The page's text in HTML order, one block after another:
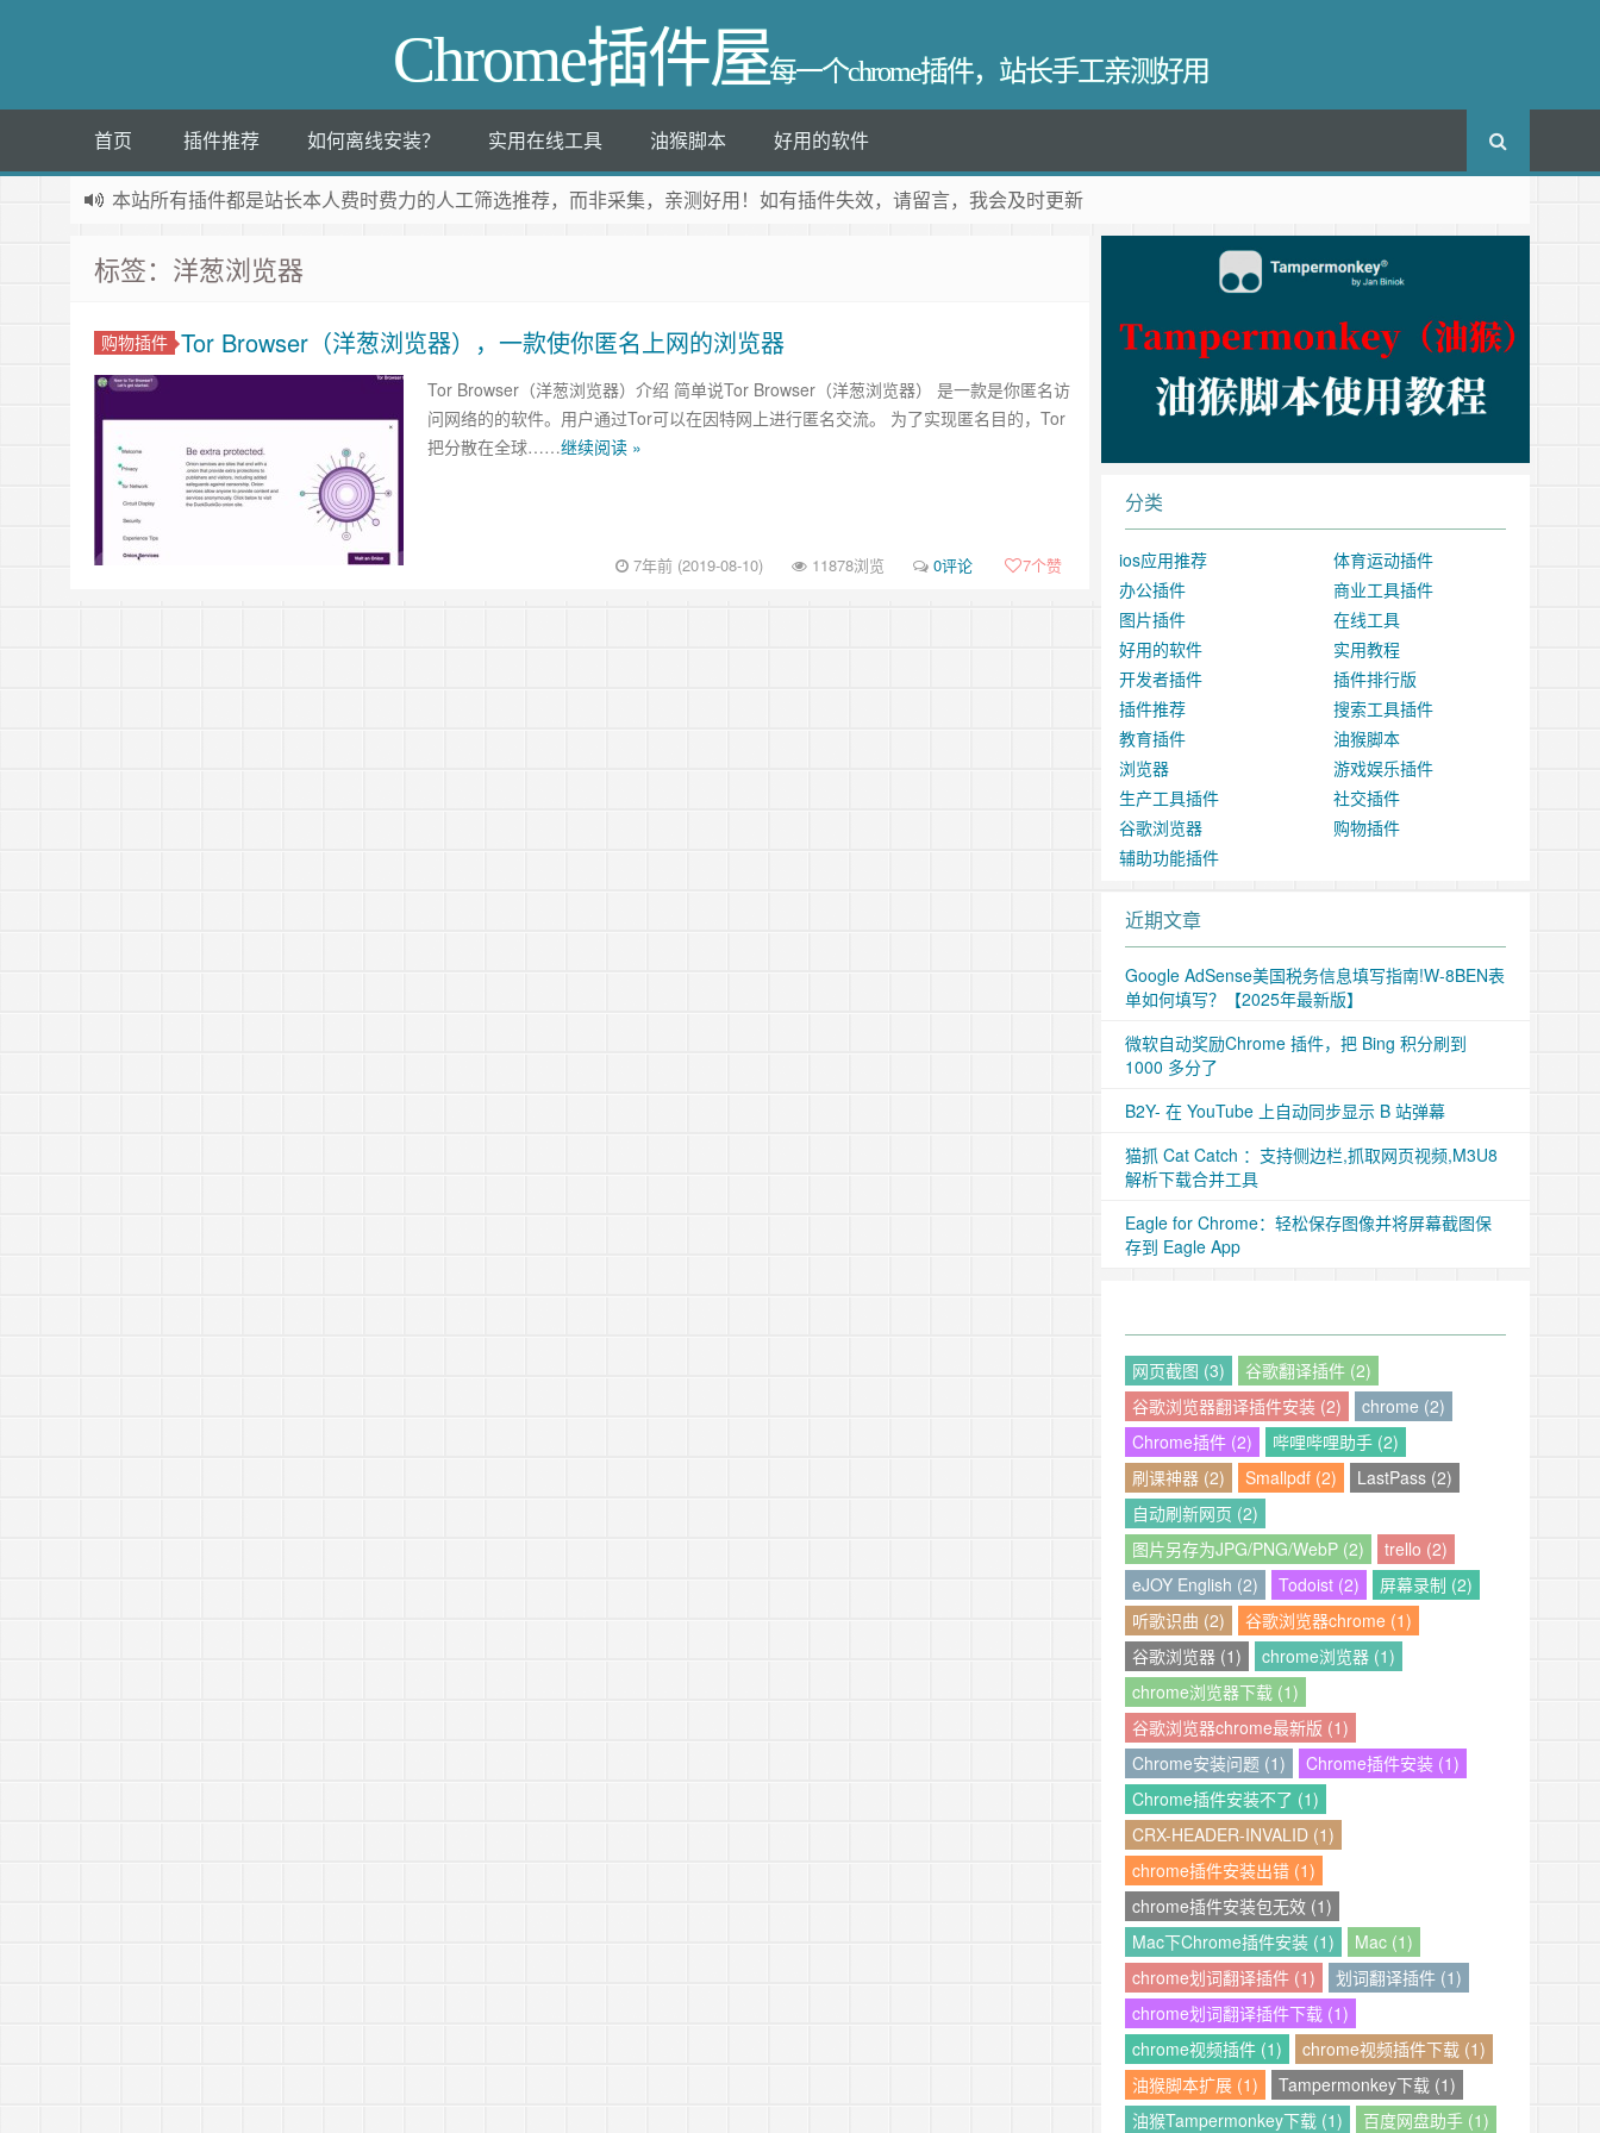
Chrome插件屋每一个chrome插件，站长手工亲测好用
首页 插件推荐 如何离线安装？ 实用在线工具 油猴脚本 好用的软件
本站所有插件都是站长本人费时费力的人工筛选推荐，而非采集，亲测好用！如有插件失效，请留言，我会及时更新
标签：洋葱浏览器
购物插件 Tor Browser（洋葱浏览器），一款使你匿名上网的浏览器
Tor Browser（洋葱浏览器）介绍 简单说Tor Browser（洋葱浏览器） 是一款是你匿名访
问网络的的软件。用户通过Tor可以在因特网上进行匿名交流。 为了实现匿名目的，Tor
把分散在全球……继续阅读 »
7年前 (2019-08-10) 11878浏览 0评论 7个赞
分类
ios应用推荐
体育运动插件
办公插件
商业工具插件
图片插件
在线工具
好用的软件
实用教程
开发者插件
插件排行版
插件推荐
搜索工具插件
教育插件
油猴脚本
浏览器
游戏娱乐插件
生产工具插件
社交插件
谷歌浏览器
购物插件
辅助功能插件
近期文章
Google AdSense美国税务信息填写指南!W-8BEN表
单如何填写？【2025年最新版】
微软自动奖励Chrome 插件，把 Bing 积分刷到
1000 多分了
B2Y- 在 YouTube 上自动同步显示 B 站弹幕
猫抓 Cat Catch ：支持侧边栏,抓取网页视频,M3U8
解析下载合并工具
Eagle for Chrome：轻松保存图像并将屏幕截图保
存到 Eagle App
网页截图 (3)
谷歌翻译插件 (2)
谷歌浏览器翻译插件安装 (2)
chrome (2)
Chrome插件 (2)
哔哩哔哩助手 (2)
刷课神器 (2)
Smallpdf (2)
LastPass (2)
自动刷新网页 (2)
图片另存为JPG/PNG/WebP (2)
trello (2)
eJOY English (2)
Todoist (2)
屏幕录制 (2)
听歌识曲 (2)
谷歌浏览器chrome (1)
谷歌浏览器 (1)
chrome浏览器 (1)
chrome浏览器下载 (1)
谷歌浏览器chrome最新版 (1)
Chrome安装问题 (1)
Chrome插件安装 (1)
Chrome插件安装不了 (1)
CRX-HEADER-INVALID (1)
chrome插件安装出错 (1)
chrome插件安装包无效 (1)
Mac下Chrome插件安装 (1)
Mac (1)
chrome划词翻译插件 (1)
划词翻译插件 (1)
chrome划词翻译插件下载 (1)
chrome视频插件 (1)
chrome视频插件下载 (1)
油猴脚本扩展 (1)
Tampermonkey下载 (1)
油猴Tampermonkey下载 (1)
百度网盘助手 (1)